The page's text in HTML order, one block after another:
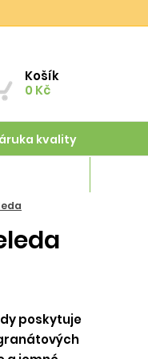
Košík
0 Kč
kvality
poskytuje